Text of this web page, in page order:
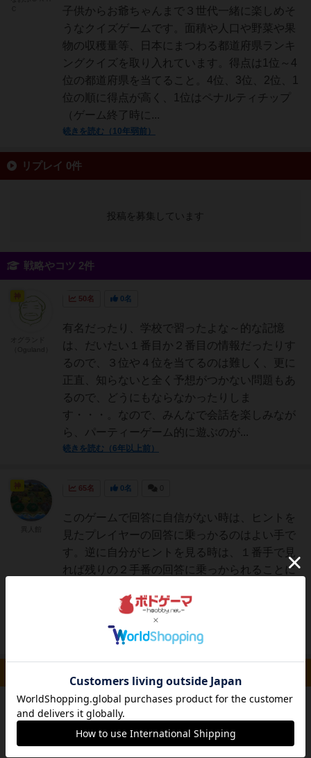
子供からお爺ちゃんまで３世代一緒に楽しめそ
うなクイズゲームです。面積や人口や野菜や果
物の収穫量等、日本にまつわる都道府県ランキ
ングクイズを取り入れています。得点は1位～4
位の都道府県を当てること。4位、3位、2位、1
位の順に得点が高く、1位はペナルティチップ
（ゲーム終了時に...
続きを読む（10年弱前）
リプレイ 0件
投稿を募集しています
戦略やコツ 2件
50名 0名
有名だったり、学校で習ったよな～的な記憶
は、だいたい１番目か２番目の情報だったりす
るので、３位や４位を当てるのは難しく、更に
正直、知らないと全く予想がつかない問題もあ
るので、どうにもならなかったりしま
す・・・。なので、みんなで会話を楽しみなが
ら、パーティーゲーム的に遊ぶのが...
続きを読む（6年以上前）
65名 0名
このゲームで回答に自信がない時は、ヒントを
見たプレイヤーの回答に乗っかるのはよい手で
す。逆に自分がヒントを見る時は、１番手で見
れば残りの２手番の回答に乗っかられることに
手番の回答だけに乗っかられることになりま
す。ヒントを見るなら１番...
続きを読む（9年以上前）
神
投稿を募集しています